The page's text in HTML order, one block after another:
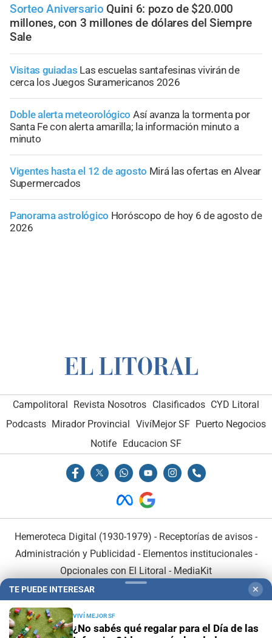
Sorteo Aniversario Quini 6: pozo de $20.000
millones, con 3 millones de dólares del Siempre
Sale
Visitas guiadas Las escuelas santafesinas vivirán de
cerca los Juegos Suramericanos 2026
Doble alerta meteorológico Así avanza la tormenta por
Santa Fe con alerta amarilla; la información minuto a
minuto
Vigentes hasta el 12 de agosto Mirá las ofertas en Alvear
Supermercados
Panorama astrológico Horóscopo de hoy 6 de agosto de
2026
Campolitoral Revista Nosotros Clasificados CYD Litoral
Podcasts Mirador Provincial VivíMejor SF Puerto Negocios
Notife Educacion SF
Hemeroteca Digital (1930-1979) - Receptorías de avisos -
Administración y Publicidad - Elementos institucionales-
Opcionales con El Litoral - MediaKit
TE PUEDE INTERESAR ✕
VIVÍ MEJOR SF
¿No sabés qué regalar para el Día de las